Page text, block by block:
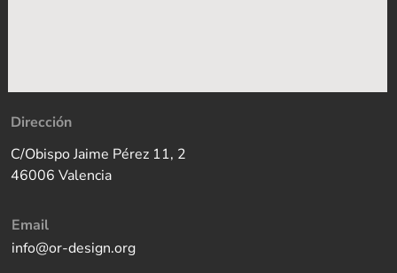
Dirección
C/Obispo Jaime Pérez 11, 2
46006 Valencia
Email
info@or-design.org